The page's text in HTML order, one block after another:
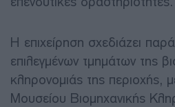
Η επιχείρηση σχεδιάζει
επιλεγμένων τμημάτων της
κληρονομιάς της περιοχής,
Μουσείου Βιομηχανικής